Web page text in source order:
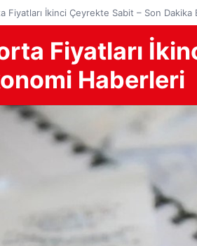
Fiyatları İkinci Çeyrekte Sabit – Son Dakika
Fiyatları
Haberleri